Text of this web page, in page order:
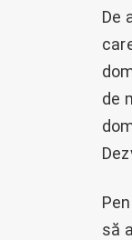
De
de
să